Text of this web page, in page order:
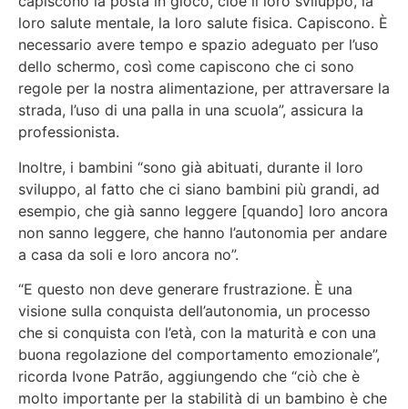
loro salute mentale, la loro salute fisica. Capiscono. È
necessario avere tempo e spazio adeguato per l’uso
dello schermo, così come capiscono che ci sono
regole per la nostra alimentazione, per attraversare la
strada, l’uso di una palla in una scuola”, assicura la
professionista.
Inoltre, i bambini “sono già abituati, durante il loro
sviluppo, al fatto che ci siano bambini più grandi, ad
esempio, che già sanno leggere [quando] loro ancora
non sanno leggere, che hanno l’autonomia per andare
a casa da soli e loro ancora no”.
“E questo non deve generare frustrazione. È una
visione sulla conquista dell’autonomia, un processo
che si conquista con l’età, con la maturità e con una
buona regolazione del comportamento emozionale”,
ricorda Ivone Patrão, aggiungendo che “ciò che è
molto importante per la stabilità di un bambino è che